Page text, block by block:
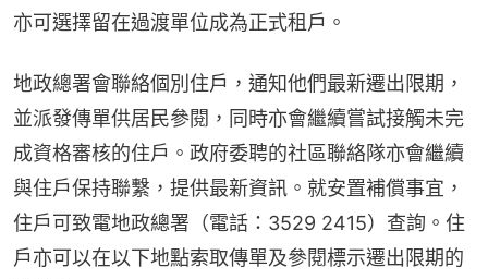
亦可選擇留在過渡單位成為正式租戶。
地政總署會聯絡個別住戶，通知他們最新遷出限期，
並派發傳單供居民參閱，同時亦會繼續嘗試接觸未完
成資格審核的住戶。政府委聘的社區聯絡隊亦會繼續
與住戶保持聯繫，提供最新資訊。就安置補償事宜，
住戶可致電地政總署（電話：3529 2415）查詢。住
戶亦可以在以下地點索取傳單及參閱標示遷出限期的